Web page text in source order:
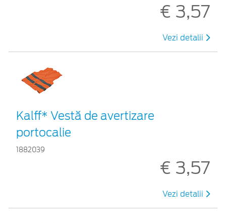
€ 3,57
Vezi detalii
Kalff* Vestă de avertizare
portocalie
1882039
€ 3,57
Vezi detalii